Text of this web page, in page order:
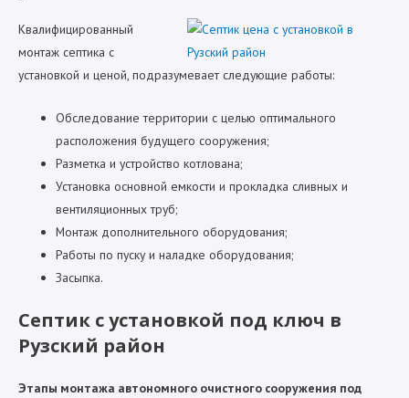
Квалифицированный
монтаж септика с
установкой и ценой, подразумевает следующие работы:
Обследование территории с целью оптимального
расположения будущего сооружения;
Разметка и устройство котлована;
Установка основной емкости и прокладка сливных и
вентиляционных труб;
Монтаж дополнительного оборудования;
Работы по пуску и наладке оборудования;
Засыпка.
Септик с установкой под ключ в
Рузский район
Этапы монтажа автономного очистного сооружения под